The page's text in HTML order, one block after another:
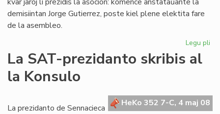
demisiintan Jorge Gutierrez, poste kiel plene elektita fare
de la asembleo.
Legu pli
La SAT-prezidanto skribis al
la Konsulo
HeKo 352 7-C, 4 maj 08
La prezidanto de Sennacieca